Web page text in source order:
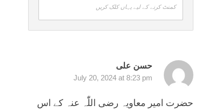
کمنٹ کرنے کے لیے یہاں کلک کریں
حسن علی
July 20, 2024 at 8:23 pm
حضرت امیر معاویہ رضی اللّٰہ عنہ کے اس